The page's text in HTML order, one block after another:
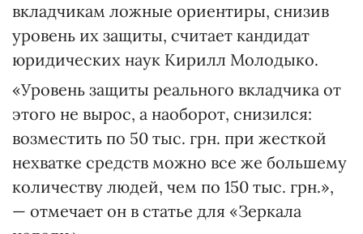
вкладчикам ложные ориентиры, снизив
уровень их защиты, считает кандидат
юридических наук Кирилл Молодыко.
«Уровень защиты реального вкладчика от
этого не вырос, а наоборот, снизился:
возместить по 50 тыс. грн. при жесткой
нехватке средств можно все же большему
количеству людей, чем по 150 тыс. грн.»,
— отмечает он в статье для «Зеркала